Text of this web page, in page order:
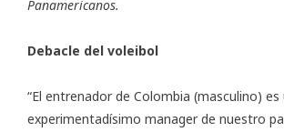
Panamericanos.
Debacle del voleibol
“El entrenador de Colombia (masculino) es
experimentadísimo manager de nuestro